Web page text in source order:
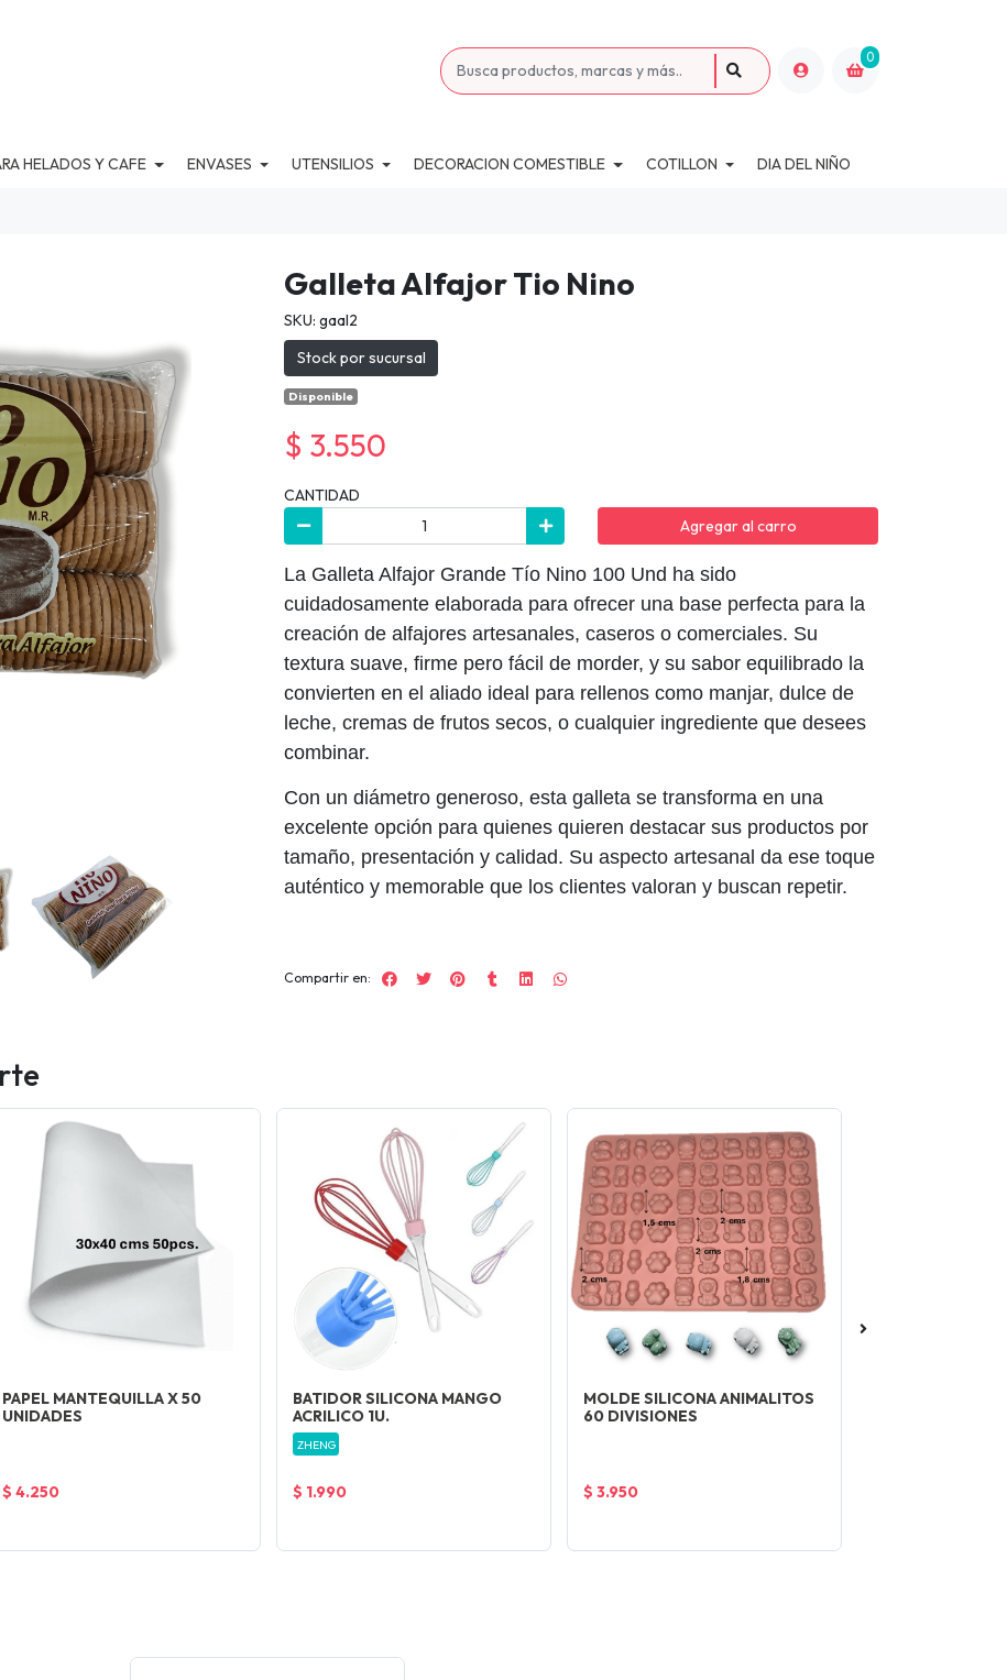
0
HELADOS Y CAFE ENVASES UTENSILIOS DECORACION COMESTIBLE COTILLON DIA DEL NIÑO
Galleta Alfajor Tio Nino
SKU: gaal2
Stock por sucursal
Disponible
$ 3.550
CANTIDAD
Agregar al carro
La Galleta Alfajor Grande Tío Nino 100 Und ha sido
cuidadosamente elaborada para ofrecer una base perfecta para la
creación de alfajores artesanales, caseros o comerciales. Su
textura suave, firme pero fácil de morder, y su sabor equilibrado la
convierten en el aliado ideal para rellenos como manjar, dulce de
leche, cremas de frutos secos, o cualquier ingrediente que desees
combinar.
Con un diámetro generoso, esta galleta se transforma en una
excelente opción para quienes quieren destacar sus productos por
tamaño, presentación y calidad. Su aspecto artesanal da ese toque
auténtico y memorable que los clientes valoran y buscan repetir.
Compartir en:
PAPEL MANTEQUILLA X 50
UNIDADES
$ 4.250
BATIDOR SILICONA MANGO
ACRILICO 1U.
ZHENG
$ 1.990
MOLDE SILICONA ANIMALITOS
60 DIVISIONES
$ 3.950